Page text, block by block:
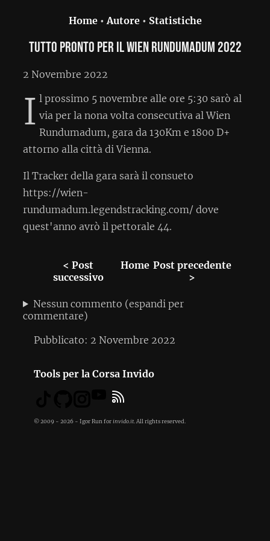
Home•Autore• Statistiche
Tutto pronto per il Wien Rundumadum 2022
2 Novembre 2022
I l prossimo 5 novembre alle ore 5:30 sarò al
via per la nona volta consecutiva al Wien
Rundumadum, gara da 130Km e 1800 D+
attorno alla città di Vienna.
Il Tracker della gara sarà il consueto
https://wien-
rundumadum.legendstracking.com/ dove
quest'anno avrò il pettorale 44.
< Post
successivo
Home Post precedente
>
Nessun commento (espandi per
commentare)
Pubblicato: 2 Novembre 2022
Tools per la Corsa Invido
© 2009 - 2026 - Igor Run forinvido.it . All rights reserved.